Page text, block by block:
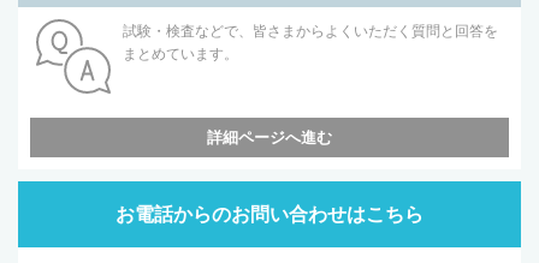
試験・検査などで、皆さまからよくいただく質問と回答を
まとめています。
詳細ページへ進む
お電話からのお問い合わせはこちら